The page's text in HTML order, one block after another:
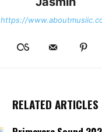
https://
RELATED ARTICLES